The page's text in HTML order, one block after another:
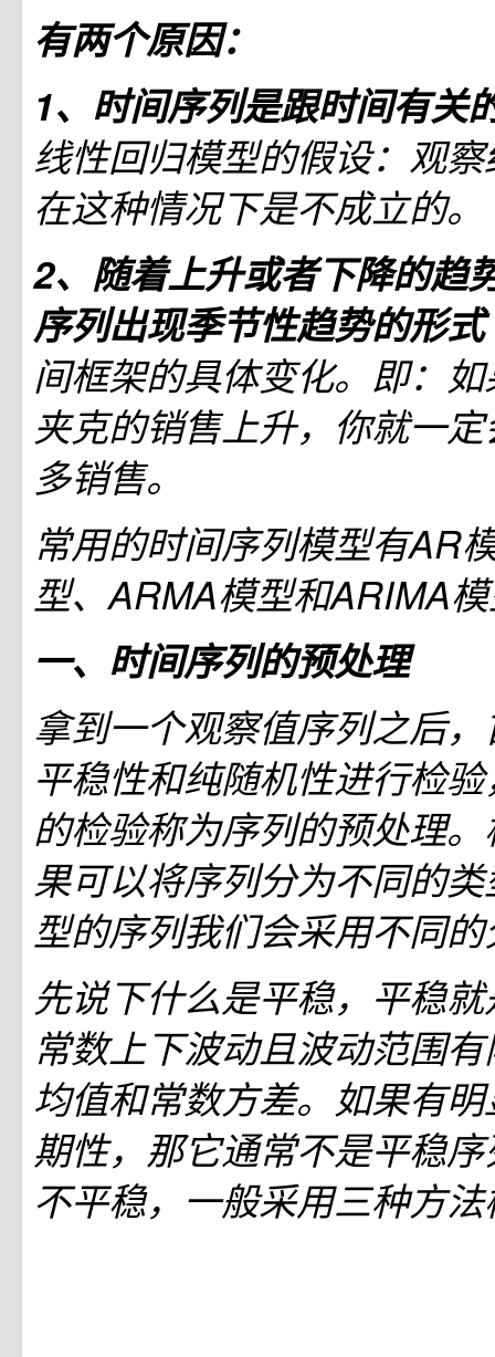
有两个原因：
1、时间序列是跟时间有关
线性回归模型的假设：观
在这种情况下是不成立的。
2、随着上升或者下降的趋
序列出现季节性趋势的形式
间框架的具体变化。即：
夹克的销售上升，你就一
多销售。
常用的时间序列模型有AR
型、ARMA模型和ARIMA
一、时间序列的预处理
拿到一个观察值序列之后
平稳性和纯随机性进行检
的检验称为序列的预处理
果可以将序列分为不同的
型的序列我们会采用不同
先说下什么是平稳，平稳
常数上下波动且波动范围
均值和常数方差。如果有
期性，那它通常不是平稳
不平稳，一般采用三种方